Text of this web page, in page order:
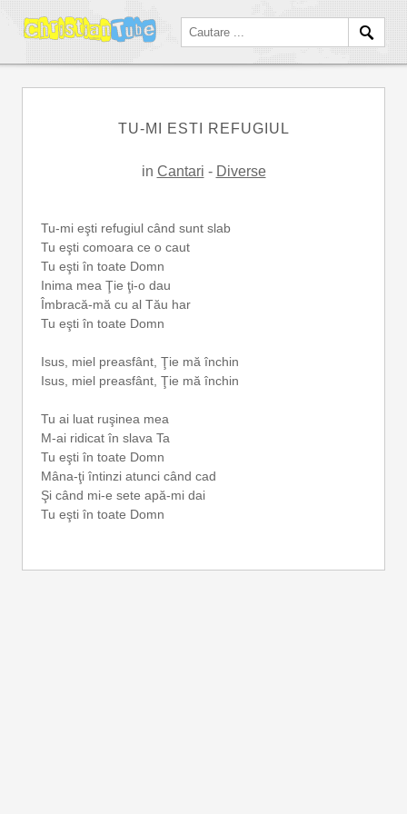
TU-MI ESTI REFUGIUL
in Cantari - Diverse
Tu-mi eşti refugiul când sunt slab
Tu eşti comoara ce o caut
Tu eşti în toate Domn
Inima mea Ţie ţi-o dau
Îmbracă-mă cu al Tău har
Tu eşti în toate Domn
Isus, miel preasfânt, Ţie mă închin
Isus, miel preasfânt, Ţie mă închin
Tu ai luat ruşinea mea
M-ai ridicat în slava Ta
Tu eşti în toate Domn
Mâna-ţi întinzi atunci când cad
Şi când mi-e sete apă-mi dai
Tu eşti în toate Domn